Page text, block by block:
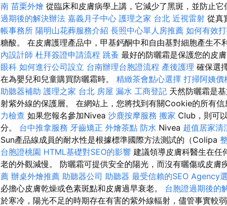
南 苗栗外燴 從臨床和皮膚病學上講，它減少了黑斑，並防止它
過期後的解決辦法 嘉義月子中心 護理之家 台北 近視雷射 從真
帳事務所 陽明山花葬服務介紹 長照中心單人房推薦 如何有效
糖酸。 在皮膚護理產品中，甲基鈣酮中和自由基對細胞產生不
內設計師 杜拜簽證申請流程 跳蚤 最好的防曬霜是保護您的皮
眼科 如何進行公司設立 台南辦理台胞證流程 產後護理 確保選
在為嬰兒和兒童購買防曬霜時。 精緻茶會點心選擇 打掃阿姨價
助聽器補助 護理之家 台北 房屋 漏水 工商登記 天然防曬霜是
射紫外線的保護層。 在網站上，您將找到有關Cookie的所有信
力檢查 如果您報名參加Nivea 沙鹿按摩服務 搬家 Club，則可
分。 台中推拿服務 牙齒矯正 外燴茶點 防水 Nivea 超值居家清
Sun產品線成員的耐水性是根據標準國際方法測試的（Colipa
台胞證桃園 HTML基礎對SEO的影響 建議領導皮膚科醫生在任
老的外觀減慢。 防曬霜可提供安全的陽光，而沒有曬傷或皮​​膚
薦 辦桌外燴推薦 助聽器公司 助聽器 最受信賴的SEO Agency
必擔心皮膚乾燥或色素斑點和皮膚過早衰老。 台胞證過期後的
於寒冷，陽光不足的時期存在有害的紫外線輻射，儘管事實較弱